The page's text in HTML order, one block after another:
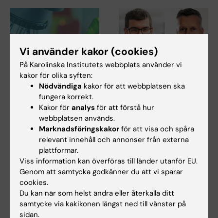
27 jul 2026
Juliette Foucher
tilldelas prestigefyllt
internationellt ALS-
anslag
Juliette Foucher, postdoktor
vid institutionen för klinisk
neurovetenskap…
Två KI-forskare får
innovationsfinansieri
Alice Wallenbergs
Stiftelse
Branco och professor Janne
Lehtiö vid KI får…
Vi använder kakor (cookies)
På Karolinska Institutets webbplats använder vi
kakor för olika syften:
Nödvändiga kakor för att webbplatsen ska
fungera korrekt.
Kakor för analys för att förstå hur
webbplatsen används.
Marknadsföringskakor för att visa och spåra
relevant innehåll och annonser från externa
plattformar.
Viss information kan överföras till länder utanför EU.
Genom att samtycka godkänner du att vi sparar
cookies.
Du kan när som helst ändra eller återkalla ditt
samtycke via kakikonen längst ned till vänster på
sidan.